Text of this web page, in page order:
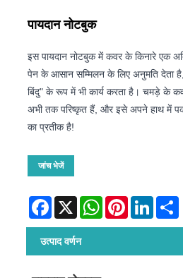
पायदान नोटबुक
इस पायदान नोटबुक में कवर के किनारे एक
पेन के आसान सम्मिलन के लिए अनुमति देता है,
बिंदु" के रूप में भी कार्य करता है। चमड़े के
अभी तक परिष्कृत हैं, और इसे अपने हाथ में
का प्रतीक है!
जांच भेजें
Facebook
X WhatsAppPinterest
उत्पाद वर्णन